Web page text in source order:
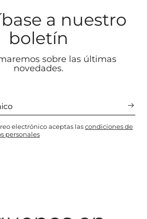
a nuestro
boletín
sobre las últimas
novedades.
electrónico aceptas lascondiciones de
personales